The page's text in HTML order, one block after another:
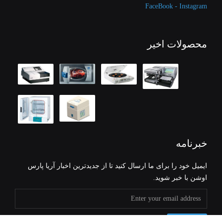
FaceBook - Instagram
محصولات اخیر
خبرنامه
ایمیل خود را برای ما ارسال کنید تا از جدیدترین اخبار آریا پارس
اوشن با خبر شوید.